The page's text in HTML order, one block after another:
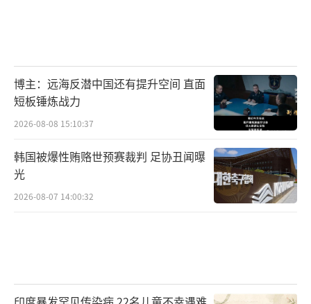
博主：远海反潜中国还有提升空间 直面
短板锤炼战力
2026-08-08 15:10:37
韩国被爆性贿赂世预赛裁判 足协丑闻曝
光
2026-08-07 14:00:32